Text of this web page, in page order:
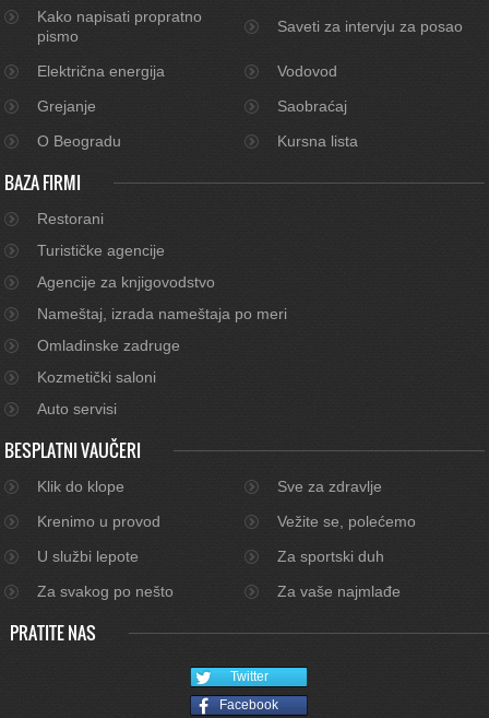
Kako napisati propratno
pismo
Saveti za intervju za posao
Električna energija
Vodovod
Grejanje
Saobraćaj
O Beogradu
Kursna lista
BAZA FIRMI
Restorani
Turističke agencije
Agencije za knjigovodstvo
Nameštaj, izrada nameštaja po meri
Omladinske zadruge
Kozmetički saloni
Auto servisi
BESPLATNI VAUČERI
Klik do klope
Sve za zdravlje
Krenimo u provod
Vežite se, polećemo
U službi lepote
Za sportski duh
Za svakog po nešto
Za vaše najmlađe
PRATITE NAS
Twitter
Facebook